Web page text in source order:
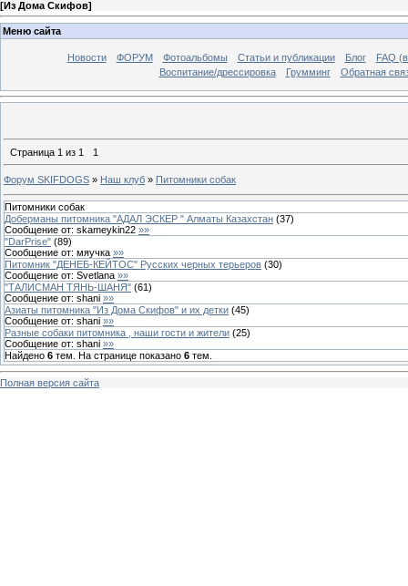
[Из Дома Скифов]
Меню сайта
Новости ФОРУМ Фотоальбомы Статьи и публикации Блог
FAQ
Воспитание/дрессировка
Грумминг Обратная
Страница 1 из 1 1
Форум SKIFDOGS » Наш клуб » Питомники собак
Питомники собак
Доберманы питомника "АДАЛ ЭСКЕР " Алматы Казахстан (37)
Сообщение от: skameykin22 »»
"DarPrise" (89)
Сообщение от: мяучка »»
Питомник "ДЕНЕБ-КЕЙТОС" Русских черных терьеров (30)
Сообщение от: Svetlana »»
"ТАЛИСМАН ТЯНЬ-ШАНЯ" (61 )
Сообщение от: shani »»
Азиаты питомника "Из Дома Скифов" и их детки (45)
Сообщение от: shani »»
Разные собаки питомника , наши гости и жители (25)
Сообщение от: shani »»
Найдено 6 тем. На странице показано 6 тем.
Полная версия сайта